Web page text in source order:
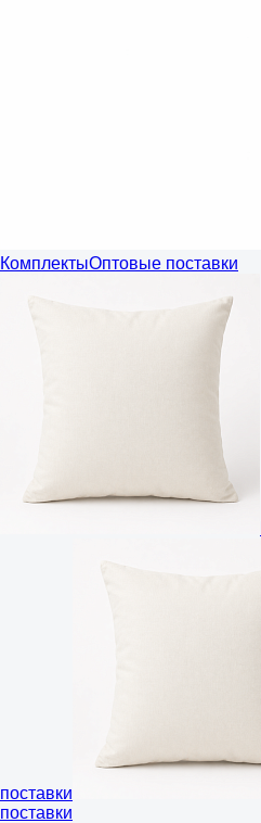
КомплектыОптовые поставки
поставки
поставки